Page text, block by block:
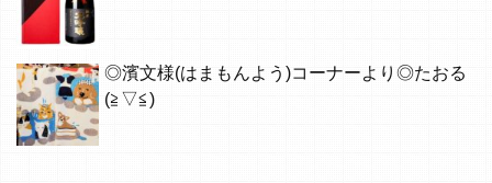
◎濱文様(はまもんよう)コーナーより◎たおる
(≧▽≦)